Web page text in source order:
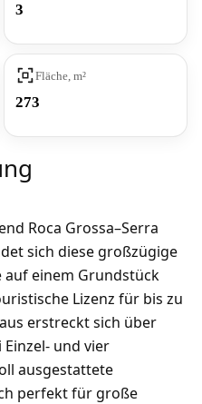
3
Fläche, m²
273
Roca Grossa–Serra
sich diese großzügige
auf einem Grundstück
Lizenz für bis zu
erstreckt sich über
und vier
ausgestattete
perfekt für große